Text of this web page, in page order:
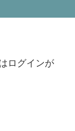
ログインが